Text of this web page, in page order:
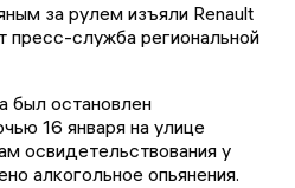
за рулем изъяли Renault
служба региональной
был остановлен
16 января на улице
освидетельствования у
алкогольное опьянения.